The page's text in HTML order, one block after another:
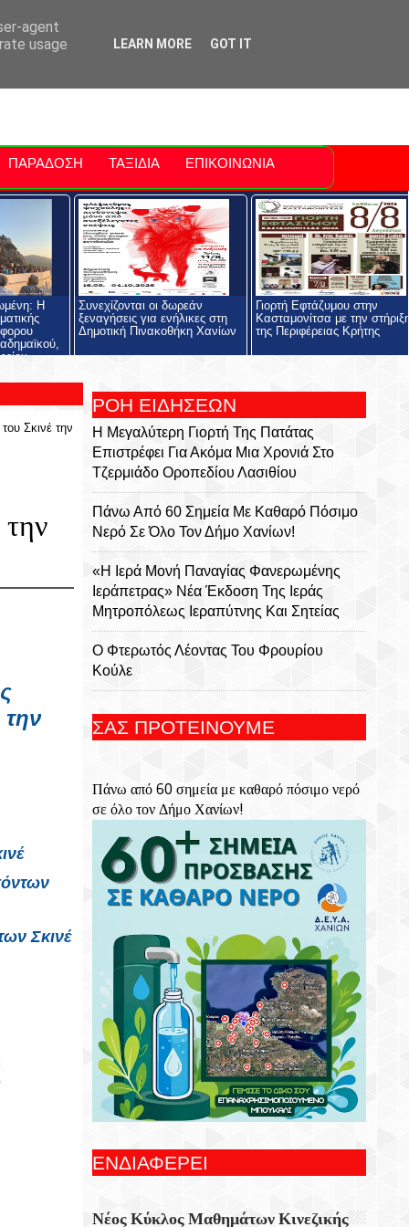
Polis
ΠΑΡΑΔΟΣΗ ΤΑΞΙΔΙΑ ΕΠΙΚΟΙΝΩΝΙΑ
Η
Συνεχίζονται οι δωρεάν
ξεναγήσεις για ενήλικες στη
Δημοτική Πινακοθήκη Χανίων
Γιορτή Εφτάζυμου στην
Κασταμονίτσα με την
της Περιφέρειας Κρήτης
Σκινέ την
Σκινέ
ΡΟΗ ΕΙΔΗΣΕΩΝ
Η Μεγαλύτερη Γιορτή Της Πατάτας
Επιστρέφει Για Ακόμα Μια Χρονιά Στο
Τζερμιάδο Οροπεδίου Λασιθίου
Πάνω Από 60 Σημεία Με Καθαρό Πόσιμο
Νερό Σε Όλο Τον Δήμο Χανίων!
«Η Ιερά Μονή Παναγίας Φανερωμένης
Ιεράπετρας» Νέα Έκδοση Της Ιεράς
Μητροπόλεως Ιεραπύτνης Και Σητείας
Ο Φτερωτός Λέοντας Του Φρουρίου
Κούλε
Εμβληματικής Μονής, Του Χριστόφορου
Του Ριζαρείου Ιδρύματος
Συνεχίζονται Οι Δωρεάν Ξεναγήσεις Για
Ενήλικες Στη Δημοτική Πινακοθήκη
Χανίων
Γιορτή Εφτάζυμου Στην Κασταμονίτσα Με
Την Στήριξη Της Περιφέρειας Κρήτης
Οι Παραστάσεις Στα Κηποθέατρα Του
Δήμου Ηρακλείου,τη Δευτέρα 10
Αυγούστου 2026
Ξεκίνησε Η Ετήσια Έρευνα Επισκεπτών
Του Epaithros+ Για Τον Τουρισμό
Υπαίθρου Στην Ελλάδα
«Αυτοσχεδιασμοί» Με Τον Σωτήρη
Αλεξάκη Και Τον Αλέξανδρο Κανακάκη
ΣΑΣ ΠΡΟΤΕΙΝΟΥΜΕ
Πάνω από 60 σημεία με καθαρό πόσιμο νερό
σε όλο τον Δήμο Χανίων!
ΕΝΔΙΑΦΕΡΕΙ
Νέος Κύκλος Μαθημάτων Κινεζικής
agent
usage
LEARN MORE GOT IT